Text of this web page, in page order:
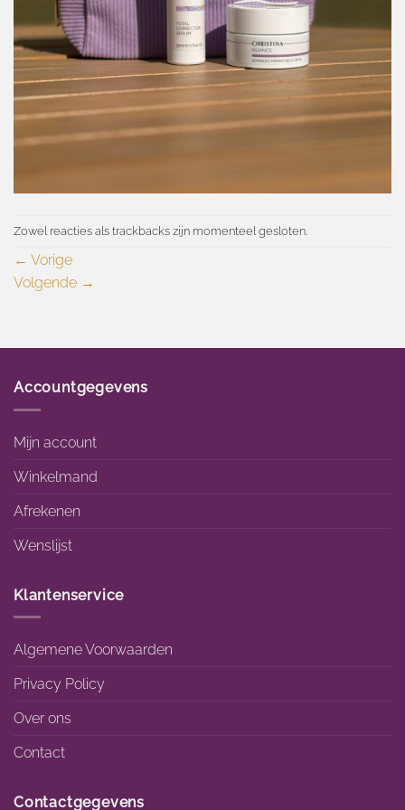
Zowel reacties als trackbacks zijn momenteel gesloten.
← Vorige
Volgende →
Accountgegevens
Mijn account
Winkelmand
Afrekenen
Wenslijst
Klantenservice
Algemene Voorwaarden
Privacy Policy
Over ons
Contact
Contactgegevens